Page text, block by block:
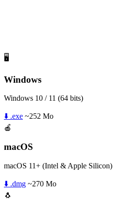
🖥️
Windows
Windows 10 / 11 (64 bits)
⬇️ .exe ~252 Mo
🍎
macOS
macOS 11+ (Intel & Apple Silicon)
⬇️ .dmg ~270 Mo
🐧